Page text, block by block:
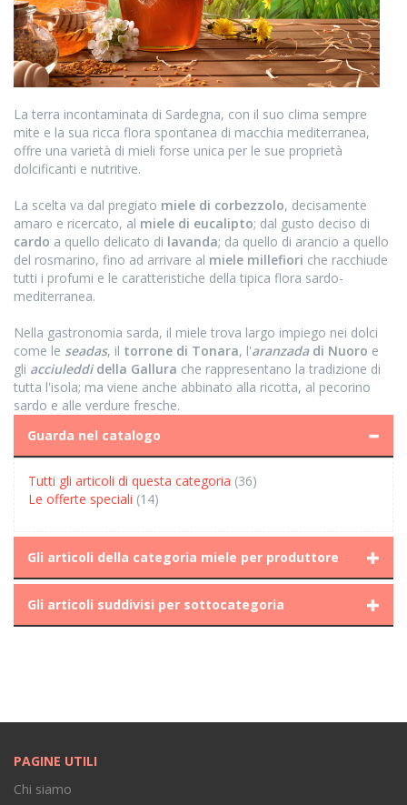
La terra incontaminata di Sardegna, con il suo clima sempre
mite e la sua ricca flora spontanea di macchia mediterranea,
offre una varietà di mieli forse unica per le sue proprietà
dolcificanti e nutritive.
La scelta va dal pregiato miele di corbezzolo, decisamente
amaro e ricercato, al miele di eucalipto; dal gusto deciso di
cardo a quello delicato di lavanda; da quello di arancio a quello
del rosmarino, fino ad arrivare al miele millefiori che racchiude
tutti i profumi e le caratteristiche della tipica flora sardo-
mediterranea.
Nella gastronomia sarda, il miele trova largo impiego nei dolci
come le seadas, il torrone di Tonara, l'aranzadadi Nuoro e
gli acciuleddidella Gallura che rappresentano la tradizione di
tutta l'isola; ma viene anche abbinato alla ricotta, al pecorino
sardo e alle verdure fresche.
Guarda nel catalogo
Tutti gli articoli di questa categoria (36)
Le offerte speciali (14)
Gli articoli della categoria miele per produttore
Gli articoli suddivisi per sottocategoria
PAGINE UTILI
Chi siamo